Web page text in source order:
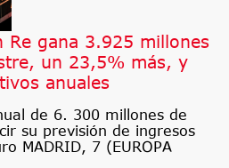
Re gana 3.925 millones
un 23,5% más, y
anuales
de 6. 300 millones de
su previsión de ingresos
MADRID, 7 (EUROPA